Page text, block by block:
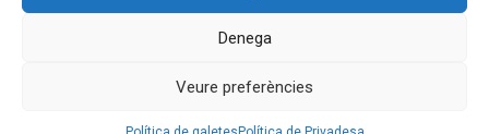
Denega
Veure preferències
© 2015-2022 Club Cecot Internacionalització. Un desarrollo de